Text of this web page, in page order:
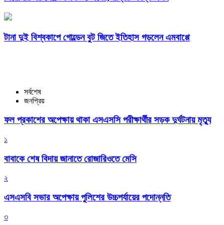
টানা দুই বিশ্বকাপে গোল্ডেন বুট জিতে ইতিহাস গড়লেন এমবাপ্পে
সর্বশেষ
জনপ্রিয়
ফল প্রকাশের অপেক্ষায় থাকা এসএসসি পরীক্ষার্থীর সড়ক দুর্ঘটনায় মৃত্যু
১
বাবাকে শেষ বিদায় জানাতে রোজারিওতে মেসি
২
এসএসবি সভার অপেক্ষায় পুলিশের উচ্চপর্যায়ের পদোন্নতি
৩